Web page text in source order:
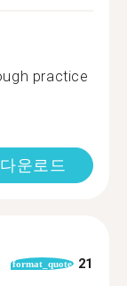
practice
운로드
format_quote 21